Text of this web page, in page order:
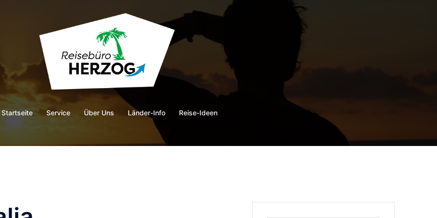
Startseite Service Über Uns Länder-Info Reise-Ideen